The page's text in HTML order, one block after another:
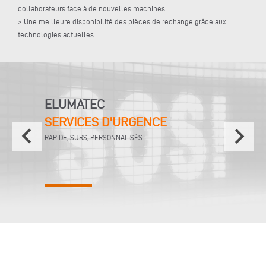
collaborateurs face à de nouvelles machines
> Une meilleure disponibilité des pièces de rechange grâce aux
technologies actuelles
ELUMATEC
SERVICES D'URGENCE
RAPIDE, SURS, PERSONNALISÉS
keyboard_arrow_left keyboard_arrow_right